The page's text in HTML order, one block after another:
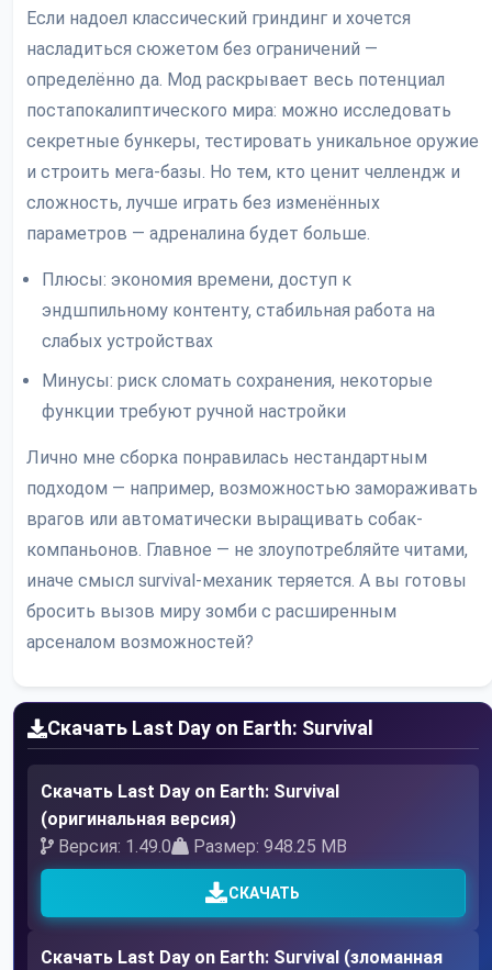
Если надоел классический гриндинг и хочется
насладиться сюжетом без ограничений —
определённо да. Мод раскрывает весь потенциал
постапокалиптического мира: можно исследовать
секретные бункеры, тестировать уникальное оружие
и строить мега-базы. Но тем, кто ценит челлендж и
сложность, лучше играть без изменённых
параметров — адреналина будет больше.
Плюсы: экономия времени, доступ к
эндшпильному контенту, стабильная работа на
слабых устройствах
Минусы: риск сломать сохранения, некоторые
функции требуют ручной настройки
Лично мне сборка понравилась нестандартным
подходом — например, возможностью замораживать
врагов или автоматически выращивать собак-
компаньонов. Главное — не злоупотребляйте читами,
иначе смысл survival-механик теряется. А вы готовы
бросить вызов миру зомби с расширенным
арсеналом возможностей?
Скачать Last Day on Earth: Survival
Скачать Last Day on Earth: Survival
(оригинальная версия)
Версия: 1.49.0
Размер: 948.25 MB
СКАЧАТЬ
Скачать Last Day on Earth: Survival (зломанная